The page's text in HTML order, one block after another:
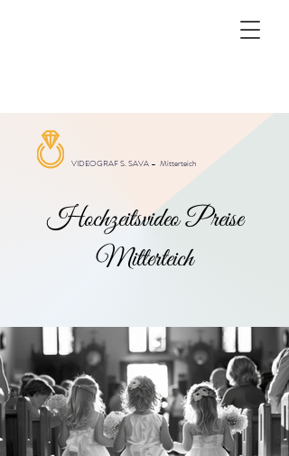
VIDEOGRAF S. SAVA – Mitterteich
Hochzeitsvideo Preise
Mitterteich